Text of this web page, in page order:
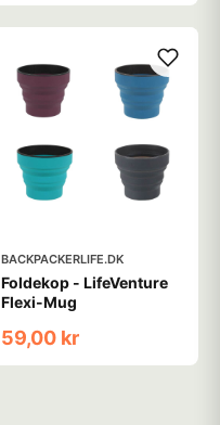
BACKPACKERLIFE.DK
Foldekop - LifeVenture
Flexi-Mug
59,00 kr